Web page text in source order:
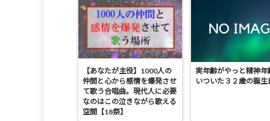
【あなたが主役】1000人の
仲間と心から感情を爆発させ
て歌う合唱曲。現代人に必要
なのはこの泣きながら歌える
空間【18祭】
実年齢がやっと精神年
いついた３２歳の誕生